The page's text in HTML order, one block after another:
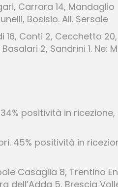
Carrara 14, Mandaglio
Bosisio. All. Sersale
16, Conti 2, Cecchetto 20,
2, Sandrini 1. Ne:
positività in ricezione,
45% positività in
Casaglia 8, Trentino
dell’Adda 5, Brescia